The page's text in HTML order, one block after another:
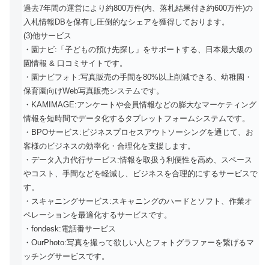
過去7年間の運営により約800万件(内、落札結果付き約600万件)の
入札情報DBを保有し圧倒的なシェアを獲得しております。
(3)他サービス
・園ナビ:「子どもの預け先探し」をサポートする、日本最大級の
園情報 & 口コミサイトです。
・園ナビフォト:写真販売の手間を80%以上削減できる、幼稚園・
保育園向けWeb写真販売システムです。
・KAMIMAGE:アンケートや会員情報などの膨大なマーケティング
情報を短時間でデータ化するタブレットフォームシステムです。
・BPOサービス:ビジネスプロセスアウトソーシングを通じて、お
客様のビジネスの効率化・合理化を支援します。
・データ入力代行サービス:情報を取扱う利便性を高め、スペース
やコスト、手間などを軽減し、ビジネスを合理的にするサービスで
す。
・スキャニングサービス:スキャニングのハードとソフト、作業オ
ペレーションを最適化するサービスです。
・fondesk:電話番サービス
・OurPhoto:写真を撮って欲しい人とフォトグラファーを繋げるマ
ッチングサービスです。